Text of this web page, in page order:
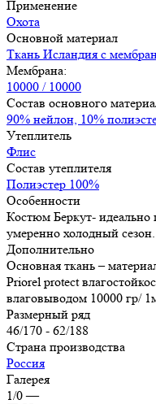
Применение
Охота
Основной материал
Ткань Исландия с
Мембрана:
10000 / 10000
Состав основного
90% нейлон, 10%
Утеплитель
Флис
Состав утеплителя
Полиэстер 100%
Особенности
Костюм Беркут- идеально
умеренно холодный сезон.
Дополнительно
Основная ткань –
Priorel protect
влаговыводом 10000 гр/
Размерный ряд
46/170 - 62/188
Страна производства
Россия
Галерея
1/0 —